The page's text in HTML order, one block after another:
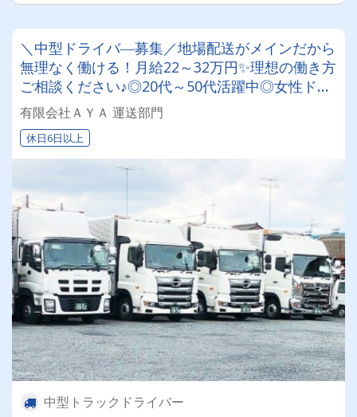
＼中型ドライバ―募集／地場配送がメインだから
無理なく働ける！月給22～32万円✨理想の働き方
ご相談ください♪◎20代～50代活躍中◎女性ドラ
イバーも2名活躍中！◎未経験OK◎資格取得制度
あり◎
有限会社ＡＹＡ 運送部門
休日6日以上
中型トラックドライバー